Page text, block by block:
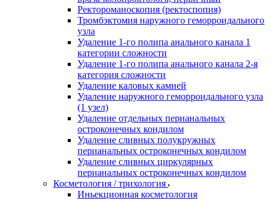
Ректороманоскопия (ректоспопия)
Тромбэктомия наружного геморроидального
узла
Удаление 1-го полипа анального канала 1
категории сложности
Удаление 1-го полипа анального канала 2-я
категория сложности
Удаление каловых камней
Удаление наружного геморроидального узла
(1 узел)
Удаление отдельных перианальных
остроконечных кондилом
Удаление сливных полукружных
перианальных остроконечных кондилом
Удаление сливных циркулярных
перианальных остроконечных кондилом
Косметология / трихология
Иньекционная косметология